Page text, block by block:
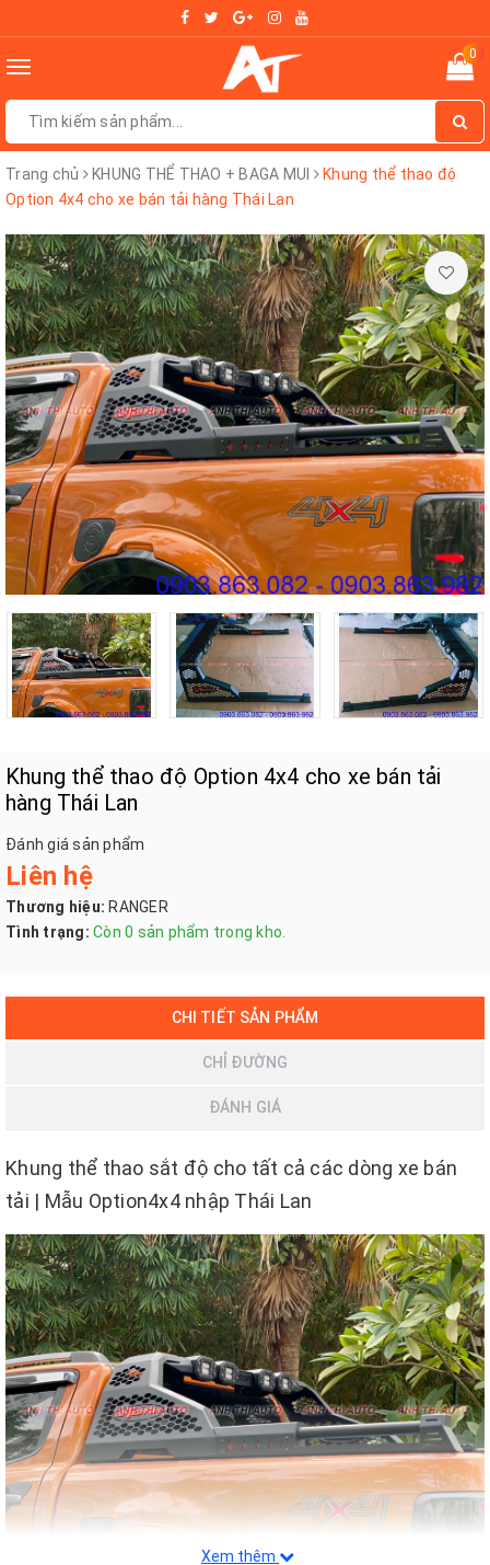
Toggle
0
Trang chủ KHUNG THỂ THAO + BAGA MUI
Khung thể thao độ
Option 4x4 cho xe bán tải hàng Thái Lan
Khung thể thao độ Option 4x4 cho xe bán tải
hàng Thái Lan
Đánh giá sản phẩm
Liên hệ
Thương hiệu: RANGER
Tình trạng: Còn 0 sản phẩm trong kho.
CHI TIẾT SẢN PHẨM
CHỈ ĐƯỜNG
ĐÁNH GIÁ
Khung thể thao sắt độ cho tất cả các dòng xe bán
tải | Mẫu Option4x4 nhập Thái Lan
Xem thêm